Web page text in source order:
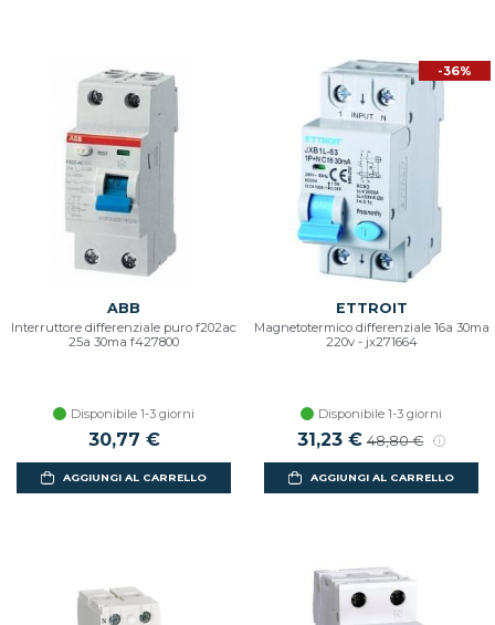
ABB
Interruttore differenziale puro f202ac
25a 30ma f427800
Disponibile 1-3 giorni
30,77 €
AGGIUNGI AL CARRELLO
-36%
ETTROIT
Magnetotermico differenziale 16a 30ma
220v - jx271664
Disponibile 1-3 giorni
31,23 € 48,80 €
AGGIUNGI AL CARRELLO